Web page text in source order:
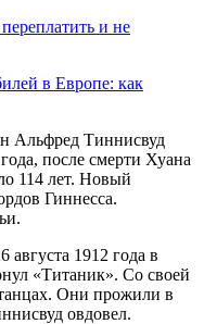
и не
в Европе: как
Альфред Тиннисвуд
после смерти Хуана
114 лет. Новый
Гиннесса.
1912 года в
«Титаник». Со своей
Они прожили в
овдовел.